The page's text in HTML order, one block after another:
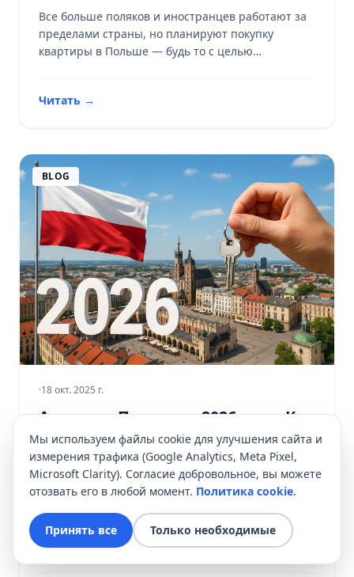
Все больше поляков и иностранцев работают за
пределами страны, но планируют покупку
квартиры в Польше — будь то с целью
человек, зарабатывающий…
Читать →
BLOG
·18 окт. 2025 г.
Аренда в Польше в 2026 году: Как
подготовиться к изменениям в
налогах, законодательстве и
ожиданиях рынка?
Польский рынок аренды постоянно меняется.
Рост затрат, изменения в налоговом
законодательстве и растущие ожидания
арендаторов требуют от инвестирования в
Мы используем файлы cookie для улучшения сайта и
измерения трафика (Google Analytics, Meta Pixel,
Microsoft Clarity). Согласие добровольное, вы можете
отозвать его в любой момент. Политика cookie.
Принять все Только необходимые